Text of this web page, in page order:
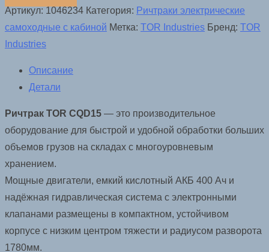
Артикул: 1046234 Категория: Ричтраки электрические
самоходные с кабиной Метка: TOR Industries Бренд: TOR
Industries
Описание
Детали
Ричтрак TOR CQD15 — это производительное
оборудование для быстрой и удобной обработки больших
объемов грузов на складах с многоуровневым
хранением.
Мощные двигатели, емкий кислотный АКБ 400 Ач и
надёжная гидравлическая система с электронными
клапанами размещены в компактном, устойчивом
корпусе с низким центром тяжести и радиусом разворота
1780мм.